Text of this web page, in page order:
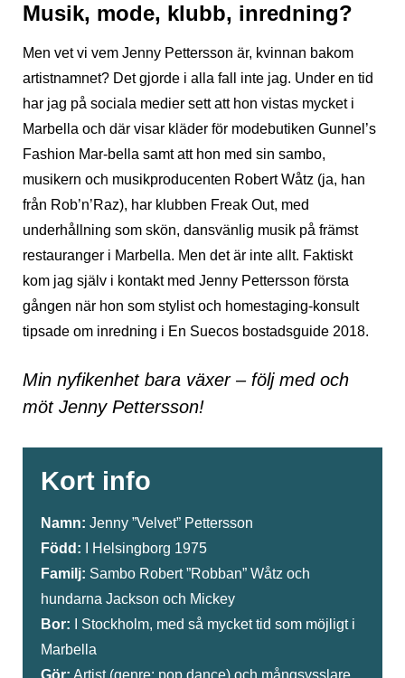
Musik, mode, klubb, inredning?
Men vet vi vem Jenny Pettersson är, kvinnan bakom
artistnamnet? Det gjorde i alla fall inte jag. Under en tid
har jag på sociala medier sett att hon vistas mycket i
Marbella och där visar kläder för modebutiken Gunnel’s
Fashion Mar-bella samt att hon med sin sambo,
musikern och musikproducenten Robert Wåtz (ja, han
från Rob’n’Raz), har klubben Freak Out, med
underhållning som skön, dansvänlig musik på främst
restauranger i Marbella. Men det är inte allt. Faktiskt
kom jag själv i kontakt med Jenny Pettersson första
gången när hon som stylist och homestaging-konsult
tipsade om inredning i En Suecos bostadsguide 2018.
Min nyfikenhet bara växer – följ med och
möt Jenny Pettersson!
Kort info
Namn: Jenny ”Velvet” Pettersson
Född: I Helsingborg 1975
Familj: Sambo Robert ”Robban” Wåtz och
hundarna Jackson och Mickey
Bor: I Stockholm, med så mycket tid som möjligt i
Marbella
Gör: Artist (genre: pop dance) och mångsysslare